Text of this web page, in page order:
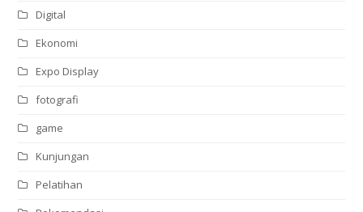
Digital
Ekonomi
Expo Display
fotografi
game
Kunjungan
Pelatihan